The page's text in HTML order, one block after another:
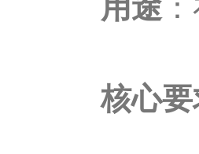
用途
核心